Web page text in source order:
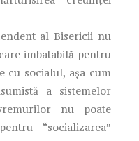
al Bisericii nu
imbatabilă pentru
cu socialul, aşa cum
a sistemelor
nu poate
“socializarea”